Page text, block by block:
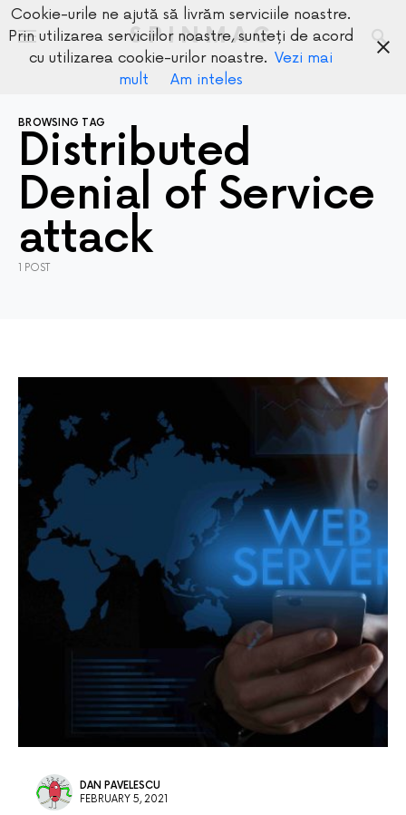
SPINMAG
BROWSING TAG
Distributed
Denial of Service
attack
1 POST
DAN PAVELESCU
FEBRUARY 5, 2021
Cookie-urile ne ajută să livrăm serviciile noastre.
Prin utilizarea serviciilor noastre, sunteți de acord
cu utilizarea cookie-urilor noastre. Vezi mai
mult
Am inteles